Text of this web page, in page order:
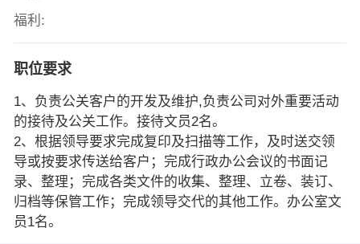
福利:
职位要求
1、负责公关客户的开发及维护,负责公司对外重要活动
的接待及公关工作。接待文员2名。
2、根据领导要求完成复印及扫描等工作，及时送交领
导或按要求传送给客户；完成行政办公会议的书面记
录、整理；完成各类文件的收集、整理、立卷、装订、
归档等保管工作；完成领导交代的其他工作。办公室文
员1名。